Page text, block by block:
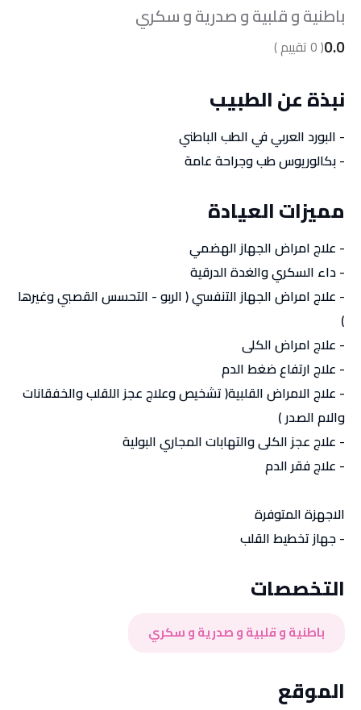
باطنية و قلبية و صدرية و سكري
0.0
(
0تقييم )
نبذة عن الطبيب
- البورد العربي في الطب الباطني
- بكالوريوس طب وجراحة عامة
مميزات العيادة
- علاج امراض الجهاز الهضمي
- داء السكري والغدة الدرقية
- علاج امراض الجهاز التنفسي ( الربو - التحسس القصبي وغيرها
)
- علاج امراض الكلى
- علاج ارتفاع ضغط الدم
- علاج الامراض القلبية( تشخيص وعلاج عجز اللقلب والخفقانات
والام الصدر )
- علاج عجز الكلى والتهابات المجاري البولية
- علاج فقر الدم
الاجهزة المتوفرة
- جهاز تخطيط القلب
التخصصات
باطنية و قلبية و صدرية و سكري
الموقع